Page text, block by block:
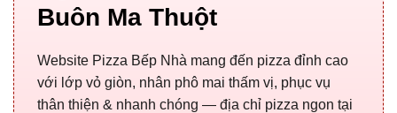
Buôn Ma Thuột
Website Pizza Bếp Nhà mang đến pizza đỉnh cao
với lớp vỏ giòn, nhân phô mai thấm vị, phục vụ
thân thiện & nhanh chóng — địa chỉ pizza ngon tại